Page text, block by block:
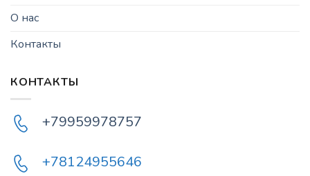
О нас
Контакты
КОНТАКТЫ
+79959978757
+78124955646